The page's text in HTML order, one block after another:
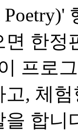
한정
프로
, 체
을 합니